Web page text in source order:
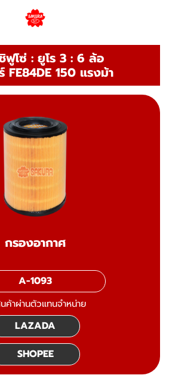
โซ่ : ยูโร 3 : 6 ล้อ
FE84DE 150 แรงม้า
กรองอากาศ
A-1093
ค้าผ่านตัวแทนจำหน่าย
LAZADA
SHOPEE